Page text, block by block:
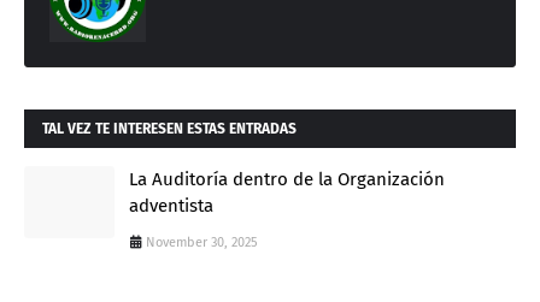
TAL VEZ TE INTERESEN ESTAS ENTRADAS
La Auditoría dentro de la Organización
adventista
November 30, 2025